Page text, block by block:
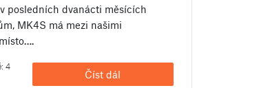
posledních dvanácti měsících
MK4S má mezi našimi
4
Číst dál